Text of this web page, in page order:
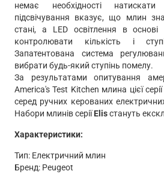
немає необхідності
підсвічування вказує, що млин
стані, а LED освітлення в
контролювати кількість і
Запатентована система
вибрати будь-який ступінь помелу.
За результатами опитування
America's Test Kitchen млина цієї
серед ручних керованих
Набори млинів серіїElisстануть
Характеристики:
Тип: Електричний млин
Бренд: Peugeot